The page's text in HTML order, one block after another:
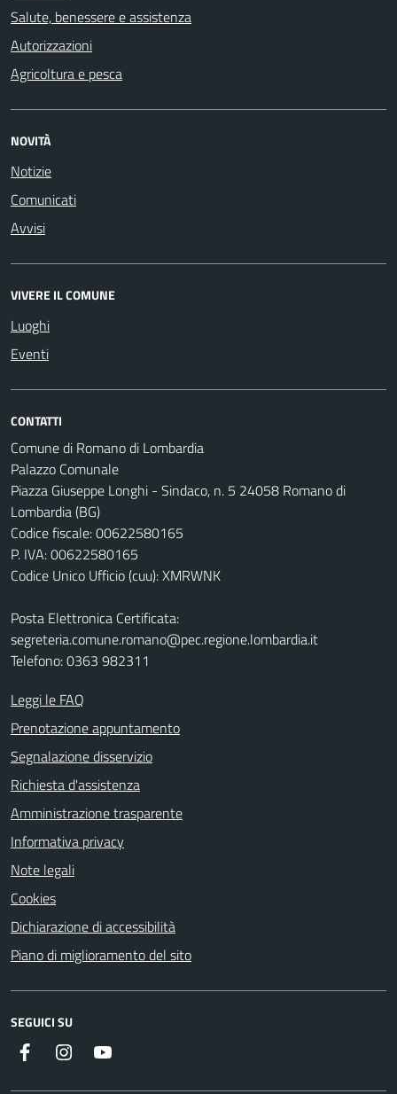
Salute, benessere e assistenza
Autorizzazioni
Agricoltura e pesca
NOVITÀ
Notizie
Comunicati
Avvisi
VIVERE IL COMUNE
Luoghi
Eventi
CONTATTI
Comune di Romano di Lombardia
Palazzo Comunale
Piazza Giuseppe Longhi - Sindaco, n. 5 24058 Romano di
Lombardia (BG)
Codice fiscale: 00622580165
P. IVA: 00622580165
Codice Unico Ufficio (cuu): XMRWNK
Posta Elettronica Certificata:
segreteria.comune.romano@pec.regione.lombardia.it
Telefono: 0363 982311
Leggi le FAQ
Prenotazione appuntamento
Segnalazione disservizio
Richiesta d'assistenza
Amministrazione trasparente
Informativa privacy
Note legali
Cookies
Dichiarazione di accessibilità
Piano di miglioramento del sito
SEGUICI SU
Facebook Instagram